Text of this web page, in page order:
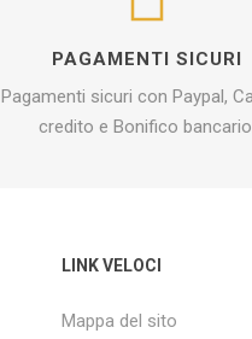
PAGAMENTI SICURI
Pagamenti sicuri con Paypal,
credito e Bonifico
LINK VELOCI
Mappa del sito